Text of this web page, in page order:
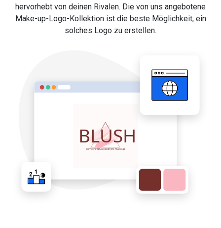
hervorhebt von deinen Rivalen. Die von uns angebotene
Make-up-Logo-Kollektion ist die beste Möglichkeit, ein
solches Logo zu erstellen.